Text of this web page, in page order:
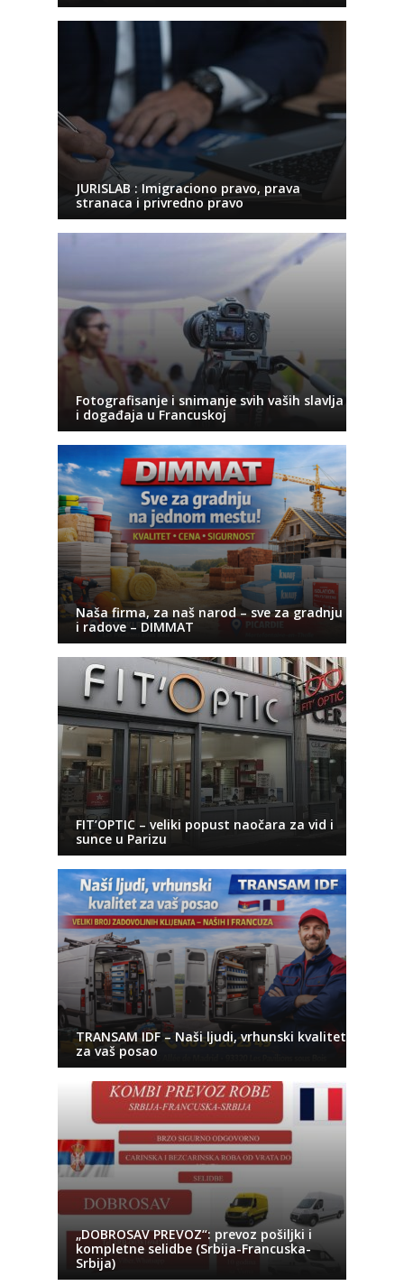
JURISLAB : Imigraciono pravo, prava
stranaca i privredno pravo
Fotografisanje i snimanje svih vaših slavlja
i događaja u Francuskoj
Naša firma, za naš narod – sve za gradnju
i radove – DIMMAT
FIT’OPTIC – veliki popust naočara za vid i
sunce u Parizu
TRANSAM IDF – Naši ljudi, vrhunski kvalitet
za vaš posao
„DOBROSAV PREVOZ“: prevoz pošiljki i
kompletne selidbe (Srbija-Francuska-
Srbija)